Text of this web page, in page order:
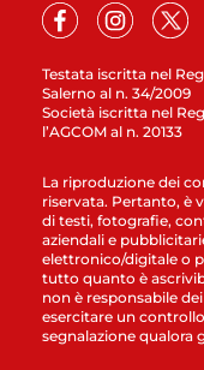
Testata iscritta nel
Salerno al n. 34/2009
Società iscritta nel
l’AGCOM al n. 20133
La riproduzione dei
riservata. Pertanto, è
di testi, fotografie,
aziendali e
elettronico/digitale o
tutto quanto è
non è responsabile
esercitare un
segnalazione qualora